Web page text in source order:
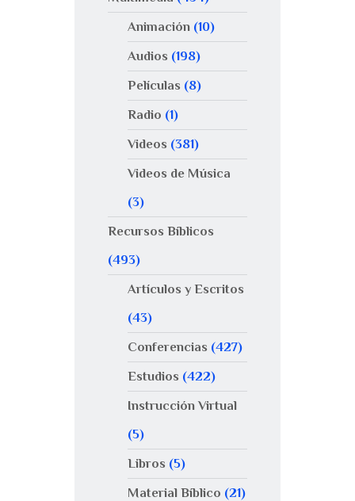
Animación(10)
Audios (198)
Películas (8)
Radio (1)
Videos (381)
Videos de Música
(3)
Recursos Bíblicos
(493)
Artículos y Escritos
(43)
Conferencias (427)
Estudios (422)
Instrucción Virtual
(5)
Libros (5)
Material Bíblico (21)